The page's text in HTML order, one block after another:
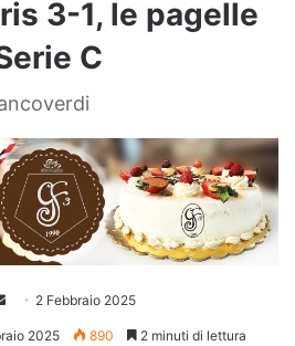
3-1, le pagelle
C
Invia 2 Febbraio 2025
2025 890 2 minuti di lettura